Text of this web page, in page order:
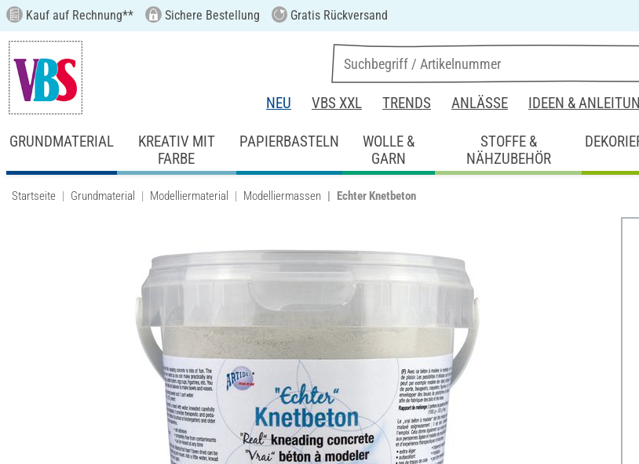
Kauf auf Rechnung** Sichere Bestellung Gratis Rückversand
NEU VBS XXL TRENDS ANLÄSSE IDEEN &
GRUNDMATERIAL
KREATIV MIT
FARBE
PAPIERBASTELN
WOLLE &
GARN
STOFFE &
NÄHZUBEHÖR
Startseite Grundmaterial Modelliermaterial Modelliermassen Echter Knetbeton